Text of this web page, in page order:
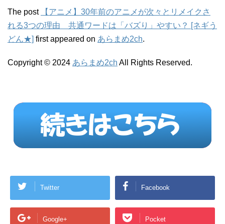
The post
【アニメ】30年前のアニメが次々とリメイクさ
れる3つの理由 共通ワードは「バズり」やすい？ [ネギう
どん★] first appeared on あらまめ2ch.
Copyright © 2024 あらまめ2ch All Rights Reserved.
Twitter Facebook
Google+ Pocket